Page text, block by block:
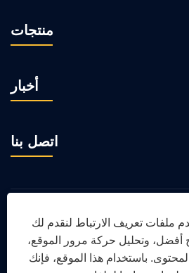
منتجات
أخبار
اتصل بنا
حقوق الطبع والنشر © 2026 شركة تشينغداو يونغتي للآلات
ملفات تعريف الارتباط لنقدم لك
أفضل، وتحليل حركة مرور الموقع،
باستخدام هذا الموقع، فإنك